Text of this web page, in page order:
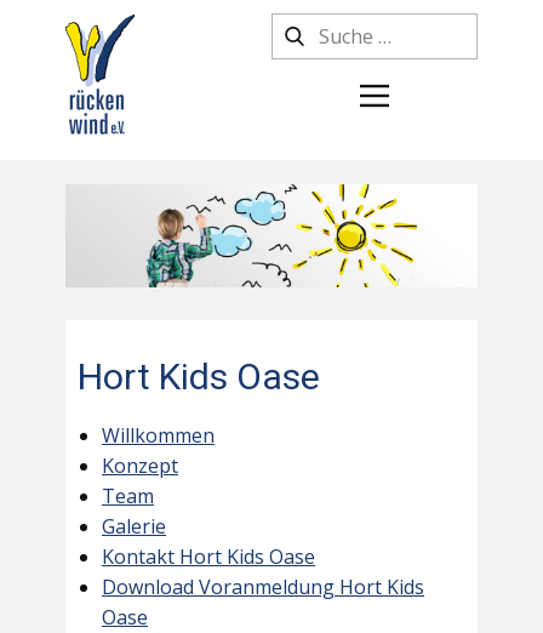
Hort Kids Oase
Willkommen
Konzept
Team
Galerie
Kontakt Hort Kids Oase
Download Voranmeldung Hort Kids
Oase